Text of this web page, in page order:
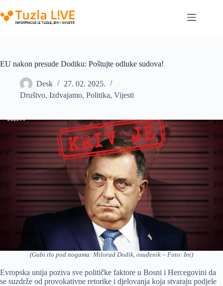
to
content
EU nakon presude Dodiku: Poštujte odluke sudova!
Desk
27. 02. 2025.
Društvo, Izdvajamo, Politika, Vijesti
(Gubi tlo pod nogama: Milorad Dodik, osuđenik – Foto: Int)
Evropska unija poziva sve političke faktore u Bosni i Hercegovini da
se suzdrže od provokativne retorike i djelovanja koja stvaraju podjele